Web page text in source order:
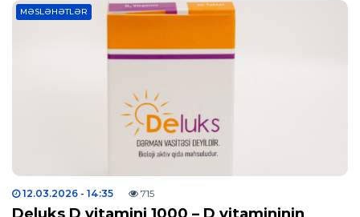
MƏSLƏHƏTLƏR
12.03.2026 - 14:35 715